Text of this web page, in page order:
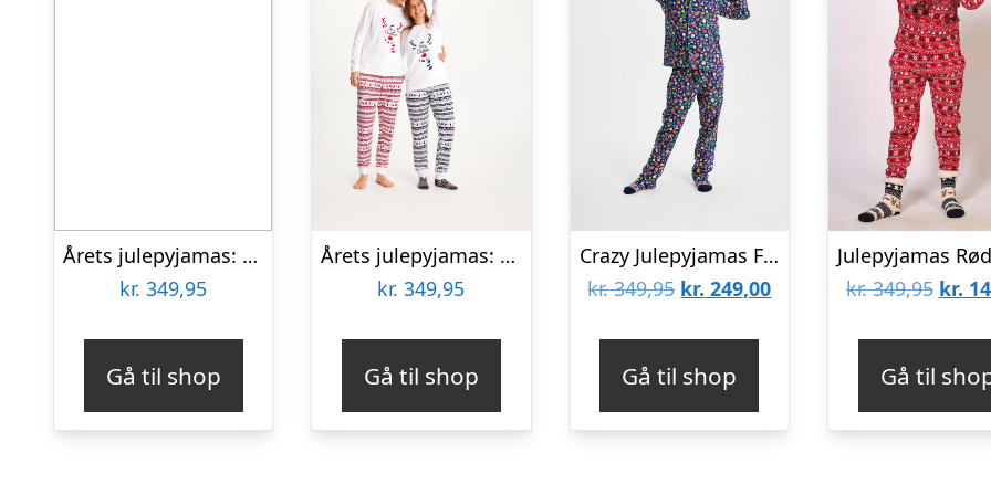
Årets julepyjamas: Rudolfs Cute Pyjamas Grå – herre / mænd.
kr. 349,95
Gå til shop
Årets julepyjamas: Sød Pyjamas Rød – herre / mænd.
kr. 349,95
Gå til shop
Crazy Julepyjamas Flannel Navy – herre / mænd.
kr.349,95 Den
var:
kr. 349,95.
kr. 249,00Den
kr. 249,00.
Gå til shop
kr.349,95 Den
var:
kr.
kr.
Gå til